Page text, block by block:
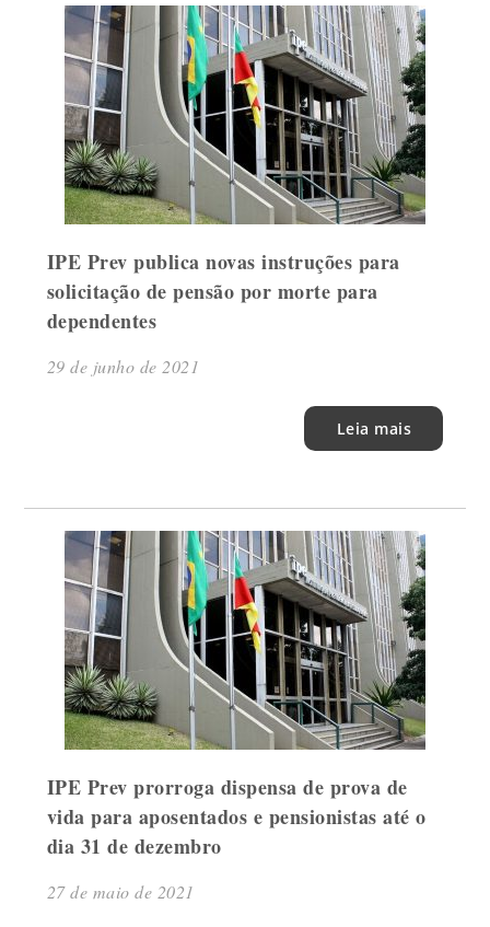
IPE Prev publica novas instruções para
solicitação de pensão por morte para
dependentes
29 de junho de 2021
Leia mais
IPE Prev prorroga dispensa de prova de
vida para aposentados e pensionistas até o
dia 31 de dezembro
27 de maio de 2021